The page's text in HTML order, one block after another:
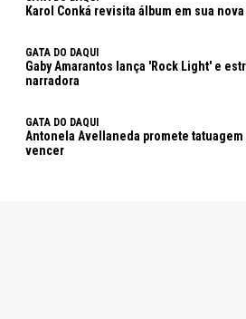
Karol Conká revisita álbum em sua
GATA DO DAQUI
Gaby Amarantos lança 'Rock Light' e
narradora
GATA DO DAQUI
Antonela Avellaneda promete
vencer